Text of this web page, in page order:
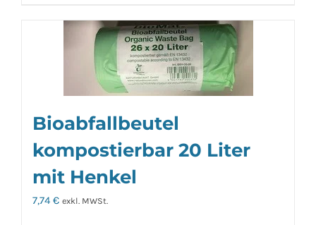
Bioabfallbeutel
kompostierbar 20 Liter
mit Henkel
7,74 € exkl. MWSt.